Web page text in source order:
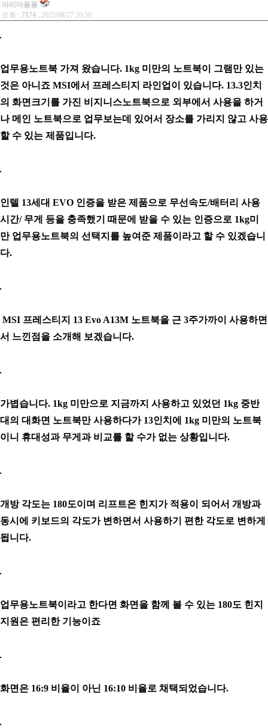
아리마퐁퐁
조회 : 7174 , 2023/08/27 20:50
업무용노트북 가져 왔습니다. 1kg 미만의 노트북이 그램만 있는
것은 아니죠 MSI에서 프레스티지 라인업이 있습니다. 13.3인치
의 화면크기를 가진 비지니스노트북으로 외부에서 사용을 하거
나 메인 노트북으로 업무보는데 있어서 장소를 가리지 않고 사용
할 수 있는 제품입니다.
인텔 13세대 EVO 인증을 받은 제품으로 무선속도/배터리 사용
시간/ 무게 등을 충족했기 때문에 받을 수 있는 인증으로 1kg미
만 업무용노트북의 선택지를 높여준 제품이라고 할 수 있겠습니
다.
MSI 프레스티지 13 Evo A13M 노트북을 근 3주가까이 사용하면
서 느낀점을 소개해 보겠습니다.
가볍습니다. 1kg 미만으로 지금까지 사용하고 있었던 1kg 중반
대의 대화면 노트북만 사용하다가 13인치에 1kg 미만의 노트북
이니 휴대성과 무게과 비교를 할 수가 없는 상황입니다.
개방 각도는 180도이며 리프트온 힌지가 적용이 되어서 개방과
동시에 키보드의 각도가 변하면서 사용하기 편한 각도로 변하게
됩니다.
업무용노트북이라고 한다면 화면을 함께 볼 수 있는 180도 힌지
지원은 편리한 기능이죠
화면은 16:9 비율이 아닌 16:10 비율로 채택되었습니다.